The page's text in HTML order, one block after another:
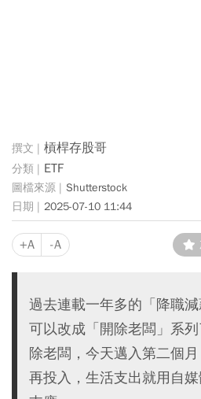
槓桿存股哥
ETF
Shutterstock
2025-07-10 11:44
+A -A
過去連載一年多的「降職
可以改成「開除老闆」系
除老闆，今天邁入第二個
再投入，生活支出就用自